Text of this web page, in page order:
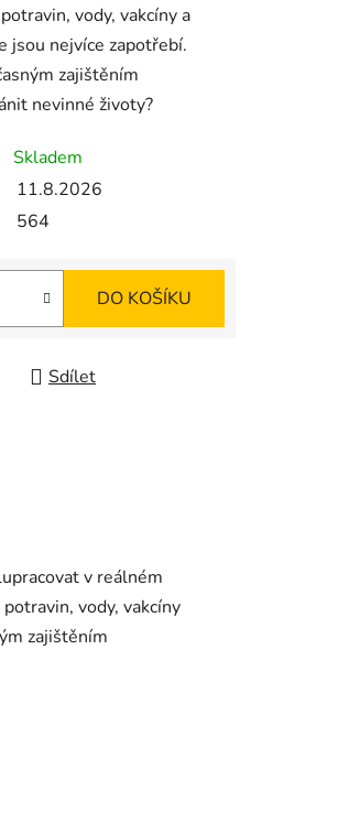
vody, vakcíny a
jsou nejvíce zapotřebí.
zajištěním
nevinné životy?
Skladem
11.8.2026
564
DO KOŠÍKU
Sdílet
v reálném
vody, vakcíny
zajištěním